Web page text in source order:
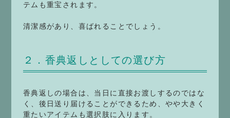
テムも重宝されます。
清潔感があり、喜ばれることでしょう。
２．香典返しとしての選び方
香典返しの場合は、当日に直接お渡しするのではな
く、後日送り届けることができるため、やや大きく
重たいアイテムも選択肢に入ります。